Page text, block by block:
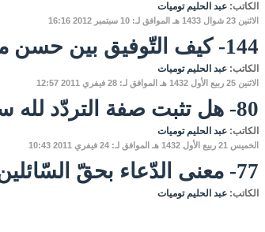
الكاتب: عبد الحليم توميات
الاثنين 23 شوال 1433 هـ الموافق لـ: 10 سبتمبر 2012 16:16
144- كيف التّوفيق بين حسن معاملة الكافر، والبراءة منه
الكاتب: عبد الحليم توميات
الاثنين 25 ربيع الأول 1432 هـ الموافق لـ: 28 فيفري 2011 12:57
80- هل تثبت صفة التردّد لله سبحانه ؟
الكاتب: عبد الحليم توميات
الخميس 21 ربيع الأول 1432 هـ الموافق لـ: 24 فيفري 2011 10:43
77- معنى الدّعاء بحقّ السّائلين و( بحقّ ممشاي ).
الكاتب: عبد الحليم توميات